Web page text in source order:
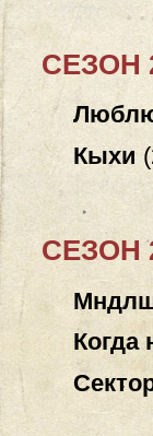
СЕЗОН
Кыхи (
СЕЗОН
Когда